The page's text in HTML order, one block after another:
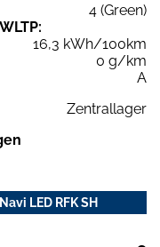
4 (Green)
16,3 kWh/100km
0 g/km
A
Zentrallager
LED RFK SH